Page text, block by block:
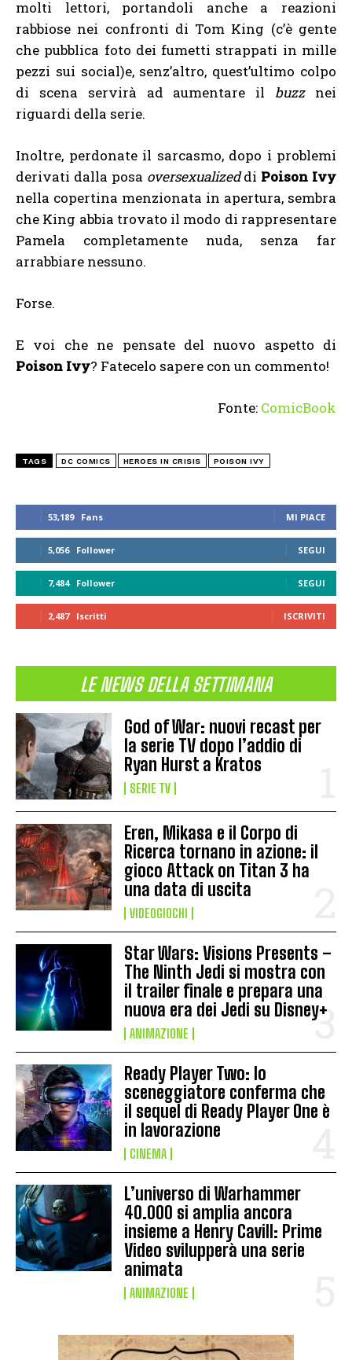
53,189 Fans MI PIACE
5,056 Follower SEGUI
7,484 Follower SEGUI
2,487 Iscritti ISCRIVITI
LE NEWS DELLA SETTIMANA
God of War: nuovi recast per
la serie TV dopo l’addio di
Ryan Hurst a Kratos
SERIE TV
Eren, Mikasa e il Corpo di
Ricerca tornano in azione: il
gioco Attack on Titan 3 ha
una data di uscita
VIDEOGIOCHI
Star Wars: Visions Presents –
The Ninth Jedi si mostra con
il trailer finale e prepara una
nuova era dei Jedi su Disney+
ANIMAZIONE
Ready Player Two: lo
sceneggiatore conferma che
il sequel di Ready Player One è
in lavorazione
CINEMA
L’universo di Warhammer
40.000 si amplia ancora
insieme a Henry Cavill: Prime
Video svilupperà una serie
animata
ANIMAZIONE
molti lettori, portandoli anche a reazioni
rabbiose nei confronti di Tom King (c’è gente
che pubblica foto dei fumetti strappati in mille
pezzi sui social)e, senz’altro, quest’ultimo colpo
di scena servirà ad aumentare il buzznei
riguardi della serie.
Inoltre, perdonate il sarcasmo, dopo i problemi
derivati dalla posa oversexualizeddi Poison Ivy
nella copertina menzionata in apertura, sembra
che King abbia trovato il modo di rappresentare
Pamela completamente nuda, senza far
arrabbiare nessuno.
Forse.
E voi che ne pensate del nuovo aspetto di
Poison Ivy? Fatecelo sapere con un commento!
Fonte: ComicBook
TAGS DC COMICS HEROES IN CRISIS POISON IVY